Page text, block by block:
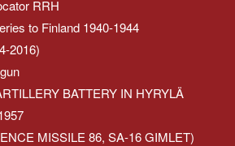
RRH
to Finland 1940-1944
2016)
BATTERY IN HYRYLÄ
MISSILE 86, SA-16 GIMLET)